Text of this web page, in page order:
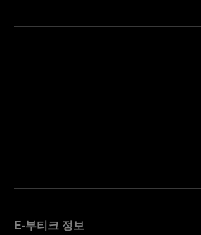
E-부티크 정보